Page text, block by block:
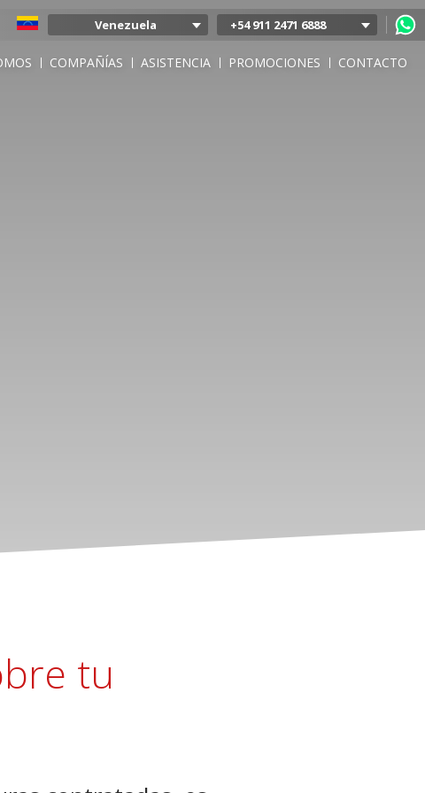
COMPAÑÍAS ASISTENCIA PROMOCIONES CONTACTO
+54 911 2471 6888
Venezuela
Colombia
tu